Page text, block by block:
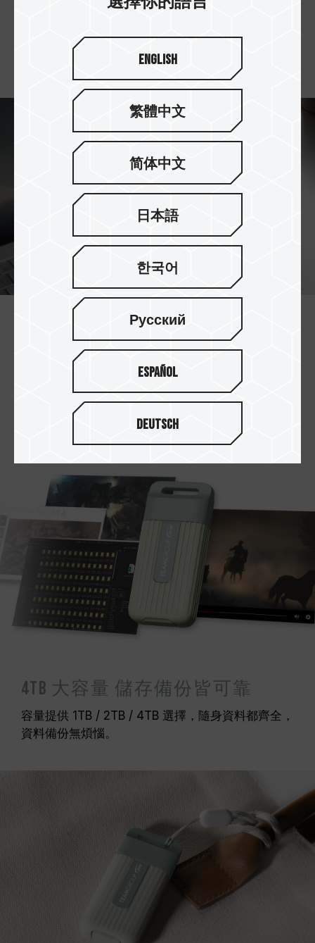
1,000MB，
響應環保也享受高速儲存。
Type-C 傳輸介面 滿足行動辦公
使用 Type-C 傳輸介面，可搭配搭載 Type-C 接口
的電腦、平板及手機，
滿足商務人士即時辦公的需求，連上就能使用。
4TB 大容量 儲存備份皆可靠
容量提供 1TB / 2TB / 4TB 選擇，隨身資料都齊全，
資料備份無煩惱。
English
繁體中文
简体中文
日本語
한국어
Русский
Español
Deutsch